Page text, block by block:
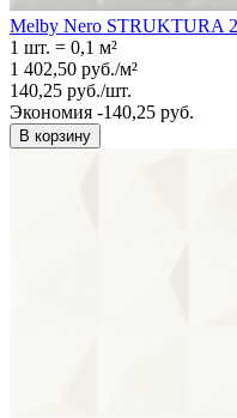
Melby Nero STRUKTURA
1 шт. = 0,1 м²
1 402,50 руб./м²
140,25 руб./шт.
Экономия -140,25 руб.
В корзину